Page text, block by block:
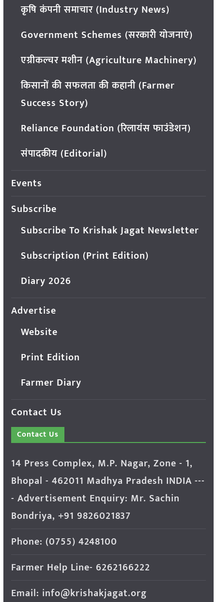
कृषि कंपनी समाचार (Industry News)
Government Schemes (सरकारी योजनाएं)
एग्रीकल्चर मशीन (Agriculture Machinery)
किसानों की सफलता की कहानी (Farmer
Success Story)
Reliance Foundation (रिलायंस फाउंडेशन)
संपादकीय (Editorial)
Events
Subscribe
Subscribe To Krishak Jagat Newsletter
Subscription (Print Edition)
Diary 2026
Advertise
Website
Print Edition
Farmer Diary
Contact Us
Contact Us
14 Press Complex, M.P. Nagar, Zone - 1,
Bhopal - 462011 Madhya Pradesh INDIA ---
- Advertisement Enquiry: Mr. Sachin
Bondriya, +91 9826021837
Phone: (0755) 4248100
Farmer Help Line- 6262166222
Email: info@krishakjagat.org